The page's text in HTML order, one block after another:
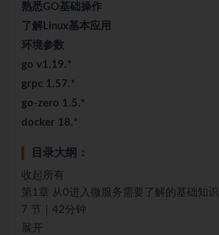
熟悉GO基础操作
了解Linux基本应用
环境参数
go v1.19.*
grpc 1.57.*
go-zero 1.5.*
docker 18.*
目录大纲：
收起所有
第1章 从0进入微服务需要了解的基础知识
7 节｜42分钟
展开